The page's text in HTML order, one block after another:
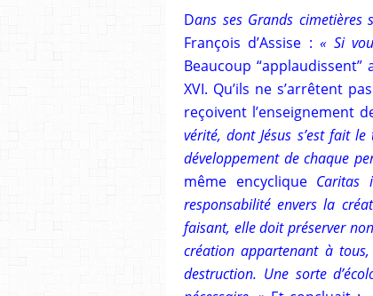
Dans ses Grands cimetières
François d’Assise :« Si
Beaucoup
XVI. Qu’ils ne s’arrêtent
reçoivent l’enseignement
vérité, dont Jésus s’est fait
développement de chaque
même encyclique Caritas
responsabilité envers la
faisant, elle doit préserver
création appartenant à
destruction. Une sorte